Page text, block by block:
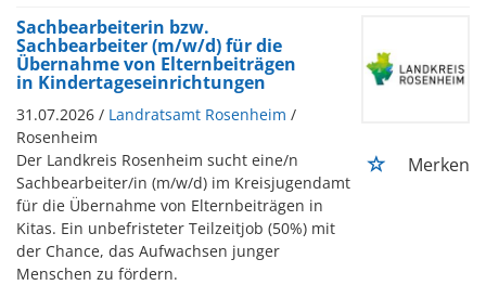
Sachbearbeiterin bzw.
Sachbearbeiter (m/w/d) für die
Übernahme von Elternbeiträgen
in Kindertageseinrichtungen
31.07.2026 / Landratsamt Rosenheim /
Rosenheim
Der Landkreis Rosenheim sucht eine/n
Sachbearbeiter/in (m/w/d) im Kreisjugendamt
für die Übernahme von Elternbeiträgen in
Kitas. Ein unbefristeter Teilzeitjob (50%) mit
der Chance, das Aufwachsen junger
Menschen zu fördern.
Merken